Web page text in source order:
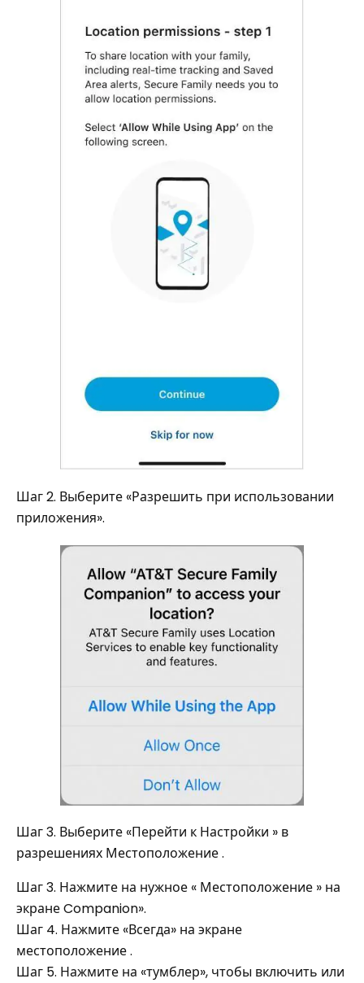
Шаг 2. Выберите «Разрешить при использовании
приложения».
Шаг 3. Выберите «Перейти к Настройки » в
разрешениях Местоположение .
Шаг 3. Нажмите на нужное « Местоположение » на
экране Companion».
Шаг 4. Нажмите «Всегда» на экране
местоположение .
Шаг 5. Нажмите на «тумблер», чтобы включить или